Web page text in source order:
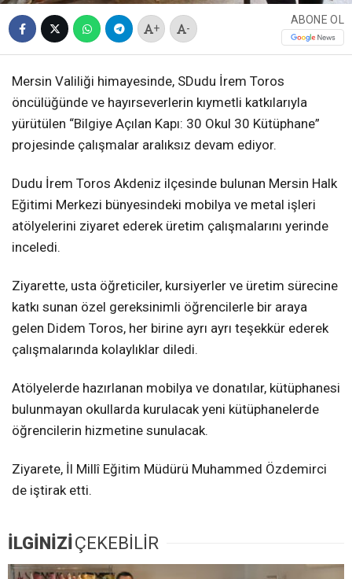
+ -
ABONE OL
Mersin Valiliği himayesinde, SDudu İrem Toros
öncülüğünde ve hayırseverlerin kıymetli katkılarıyla
yürütülen “Bilgiye Açılan Kapı: 30 Okul 30 Kütüphane”
projesinde çalışmalar aralıksız devam ediyor.
Dudu İrem Toros Akdeniz ilçesinde bulunan Mersin Halk
Eğitimi Merkezi bünyesindeki mobilya ve metal işleri
atölyelerini ziyaret ederek üretim çalışmalarını yerinde
inceledi.
Ziyarette, usta öğreticiler, kursiyerler ve üretim sürecine
katkı sunan özel gereksinimli öğrencilerle bir araya
gelen Didem Toros, her birine ayrı ayrı teşekkür ederek
çalışmalarında kolaylıklar diledi.
Atölyelerde hazırlanan mobilya ve donatılar, kütüphanesi
bulunmayan okullarda kurulacak yeni kütüphanelerde
öğrencilerin hizmetine sunulacak.
Ziyarete, İl Millî Eğitim Müdürü Muhammed Özdemirci
de iştirak etti.
İLGİNİZİÇEKEBİLİR